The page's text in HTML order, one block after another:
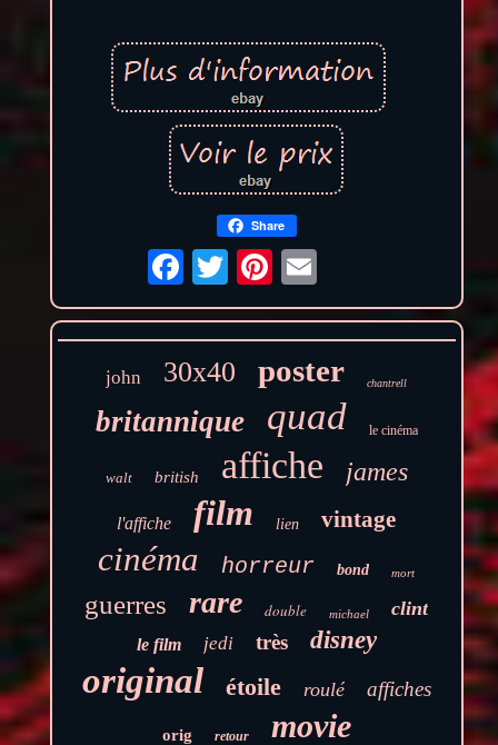
Share
john 30x40 poster chantrell
britannique quad le cinéma
walt british affiche james
l'affiche film lien vintage
cinéma horreur bond mort
guerres rare double michael clint
le film jedi très disney
original étoile roulé affiches
orig retour movie